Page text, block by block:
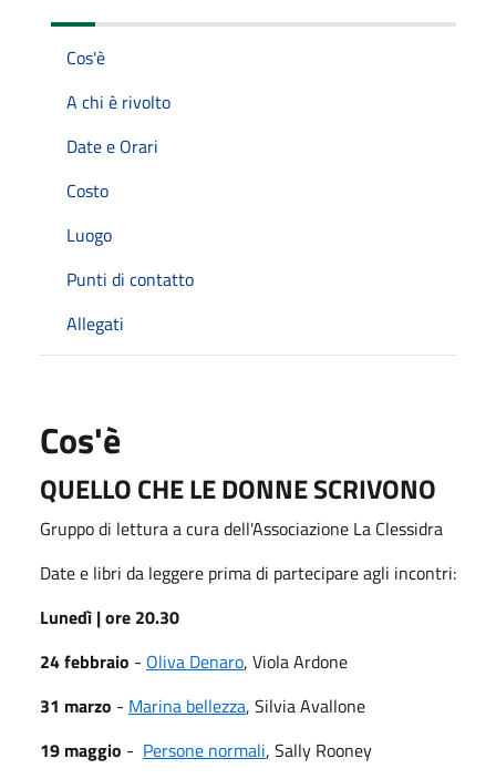
Cos'è
A chi è rivolto
Date e Orari
Costo
Luogo
Punti di contatto
Allegati
Cos'è
QUELLO CHE LE DONNE SCRIVONO
Gruppo di lettura a cura dell'Associazione La Clessidra
Date e libri da leggere prima di partecipare agli incontri:
Lunedì | ore 20.30
24 febbraio - Oliva Denaro, Viola Ardone
31 marzo - Marina bellezza, Silvia Avallone
19 maggio - Persone normali, Sally Rooney